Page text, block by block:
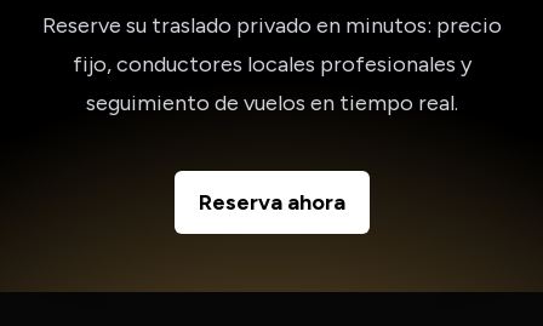
Reserve su traslado privado en minutos: precio
fijo, conductores locales profesionales y
seguimiento de vuelos en tiempo real.
Reserva ahora